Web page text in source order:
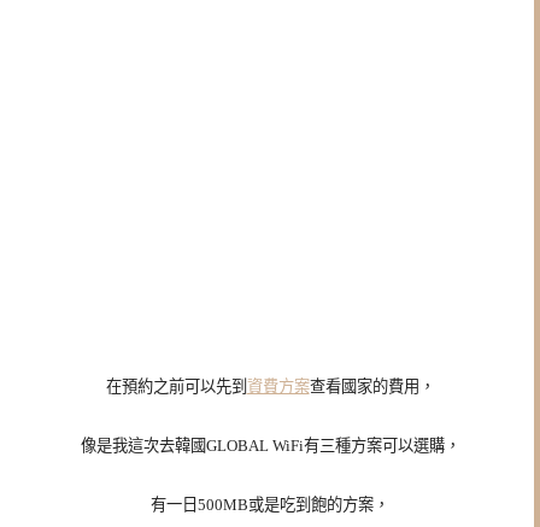
在預約之前可以先到 資費方案查看國家的費用，
像是我這次去韓國GLOBAL WiFi有三種方案可以選購，
有一日500MB或是吃到飽的方案，